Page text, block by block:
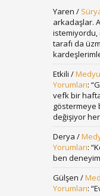
Yaren /
arkadaşlar.
istemiyordu,
tarafı da
Etkili /
Yorumları: “
vefk bir
göstermeye
değişiyor
Derya /
Yorumları: “
ben
Gülşen /
Yorumları: “